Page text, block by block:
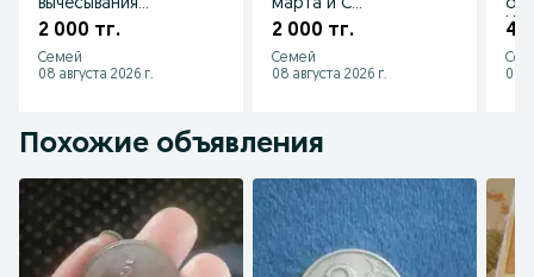
вычесывания
шерсти домашних
2 000 тг.
Семей
08 августа 2026 г.
марта и С
праздником
2 000 тг.
Семей
08 августа 2026 г.
4
07
Похожие объявления